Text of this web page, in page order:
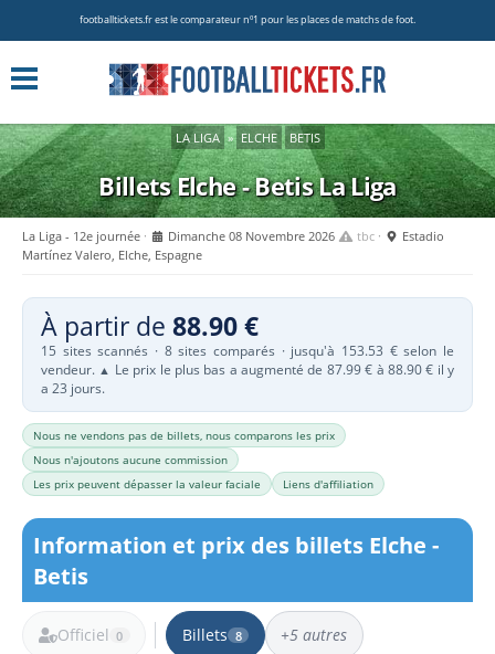
footballtickets.fr est le comparateur nº1 pour les places de matchs de foot.
LA LIGA » ELCHE BETIS
Billets Elche - BetisLa Liga
La Liga - 12e journée Dimanche 08 Novembre 2026 tbc
Estadio
Martínez Valero, Elche, Espagne
À partir de 88.90 €
15 sites scannés · 8 sites comparés · jusqu'à 153.53 € selon le
vendeur. ▲ Le prix le plus bas a augmenté de 87.99 € à 88.90 € il y
a 23 jours.
Nous ne vendons pas de billets, nous comparons les prix
Nous n'ajoutons aucune commission
Les prix peuvent dépasser la valeur faciale
Liens d'affiliation
Information et prix des billets Elche -
Betis
Officiel 0 Billets 8 +5 autres